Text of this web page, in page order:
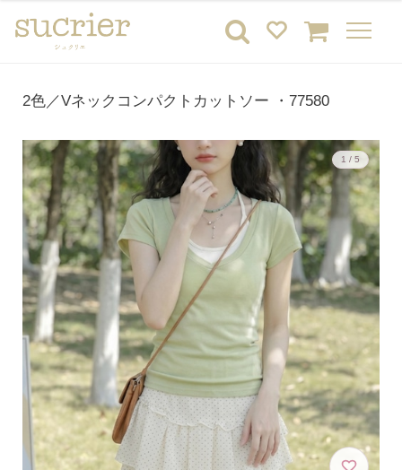
2色／Vネックコンパクトカットソー ・77580
1 / 5